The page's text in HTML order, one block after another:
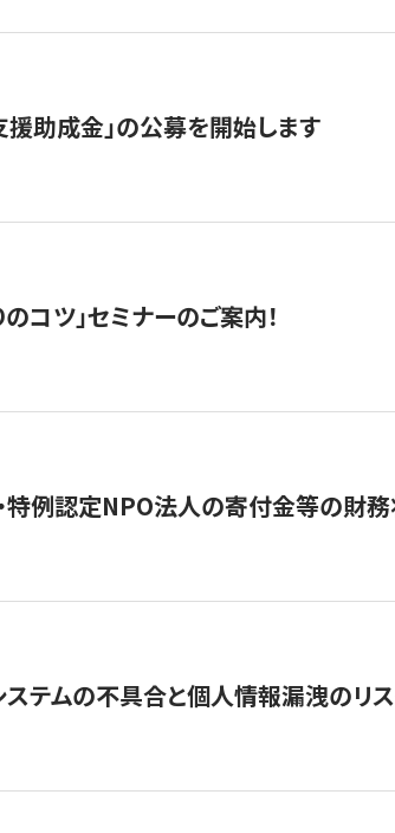
援助成金」の公募を開始します
コツ」セミナーのご案内！
特例認定NPO法人の寄付金等の財
テムの不具合と個人情報漏洩のリ